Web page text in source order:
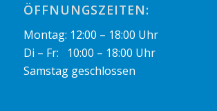
ÖFFNUNGSZEITEN:
Montag: 12:00 – 18:00 Uhr
Di – Fr: 10:00 – 18:00 Uhr
Samstag geschlossen